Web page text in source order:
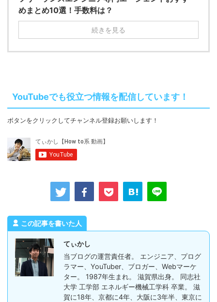
めまとめ10選！手数料は？
続きを見る
YouTubeでも役立つ情報を配信しています！
ボタンをクリックしてチャンネル登録お願いします！
この記事を書いた人
てぃかし
当ブログの運営責任者。 エンジニア、プログ
ラマー、YouTuber、ブロガー、Webマーケ
ター。 1987年生まれ。 滋賀県出身。 同志社
大学 工学部 エネルギー機械工学科 卒業。 滋
賀に18年、京都に4年、大阪に3年半、東京に